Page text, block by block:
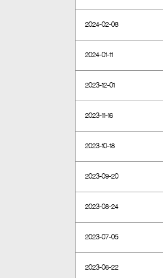
2024-02-08
2024-01-11
2023-12-01
2023-11-16
2023-10-18
2023-09-20
2023-08-24
2023-07-05
2023-06-22